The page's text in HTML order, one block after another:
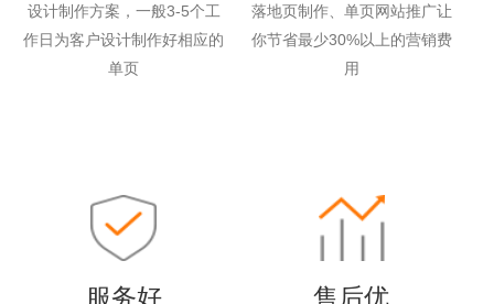
设计制作方案，一般3-5个工
作日为客户设计制作好相应的
单页
落地页制作、单页网站推广让
你节省最少30%以上的营销费
用
服务好 售后优